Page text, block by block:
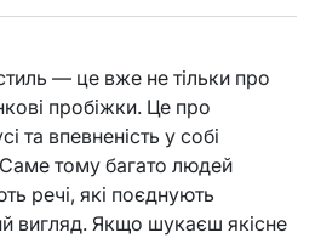
— це вже не тільки про
пробіжки. Це про
та впевненість у собі
тому багато людей
речі, які поєднують
вигляд. Якщо шукаєш якісне